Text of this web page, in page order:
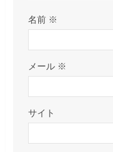
名前 ※
メール ※
サイト